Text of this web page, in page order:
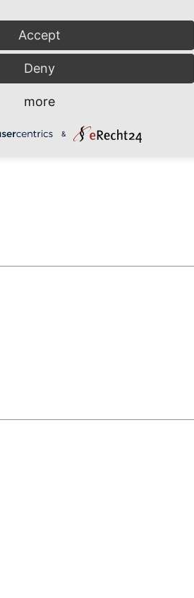
Accept
Deny
more
&